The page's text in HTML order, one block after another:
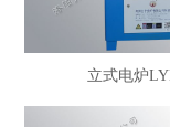
立式电炉